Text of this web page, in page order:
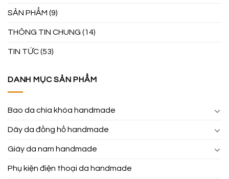
SẢN PHẨM (9)
THÔNG TIN CHUNG (14)
TIN TỨC(53)
DANH MỤC SẢN PHẨM
Bao da chìa khóa handmade
Dây da đồng hồ handmade
Giày da nam handmade
Phụ kiện điện thoại da handmade